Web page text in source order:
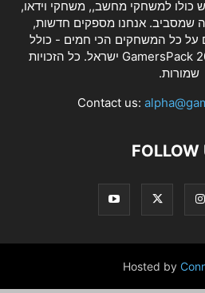
כולו למשחקי מחשב,, משחקי וידאו,
שמסביב. אנחנו מספקים חדשות,
על כל המשחקים הכי חמים - כולל
משחקים ישראלים.©2026 GamersPack ישראל. כל הזכויות
שמורות.
Contact us:
FOLLOW
Hosted by